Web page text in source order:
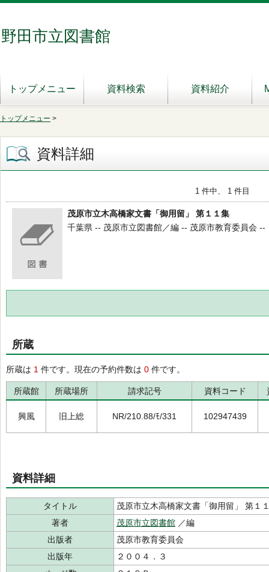
野田市立図書館
トップメニュー 資料検索 資料紹介
トップメニュー >
資料詳細
1 件中、 1 件目
茂原市立木高橋家文書「御用留」 第１１集
千葉県 -- 茂原市立図書館／編 -- 茂原市教育委員会
所蔵
所蔵は 1 件です。現在の予約件数は 0 件です。
所蔵館 所蔵場所 請求記号 資料コード
興風 旧上総 NR/210.88/ﾓ/331 102947439
資料詳細
タイトル
茂原市立木高橋家文書「御用留」 第１
著者
茂原市立図書館 ／編
出版者
茂原市教育委員会
出版年
２００４．３